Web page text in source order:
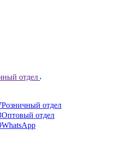
отдел
Розничный отдел
Оптовый отдел
WhatsApp